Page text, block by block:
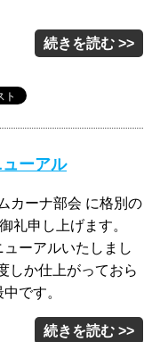
続きを読む >>
ーアル
カーナ部会 に格別の
礼申し上げます。
ーアルいたしまし
しか仕上がっておら
です。
続きを読む >>